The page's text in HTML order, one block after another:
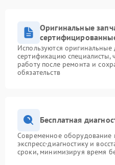
Оригинальные
Используются
сертификацию специалисты,
работу после ремонта и
обязательств
Бесплатная
Современное оборудование
экспресс-диагностику и
сроки, минимизируя время